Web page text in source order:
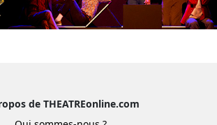
de THEATREonline.com